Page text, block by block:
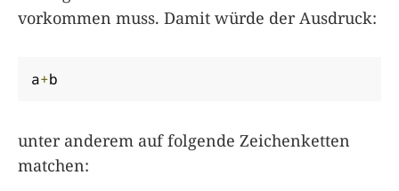
vorkommen muss. Damit würde der Ausdruck:
a+b
unter anderem auf folgende Zeichenketten
matchen: